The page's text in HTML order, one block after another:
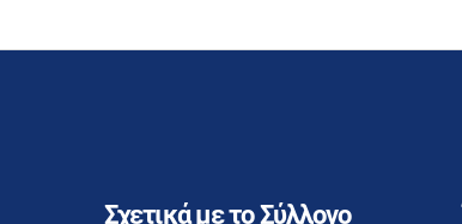
Σχετικά με το Σύλλογο